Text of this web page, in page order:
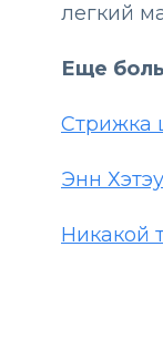
легкий
Еще
Стрижка
Энн
Никакой